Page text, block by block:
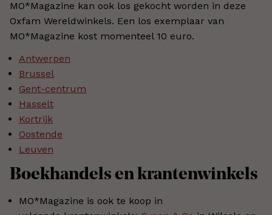
MO*Magazine kan ook los gekocht worden in deze
Oxfam Wereldwinkels. Een los exemplaar van
MO*Magazine kost momenteel 10 euro.
Antwerpen
Brussel
Gent-centrum
Hasselt
Kortrijk
Oostende
Leuven
Boekhandels en krantenwinkels
MO*Magazine is ook te koop in